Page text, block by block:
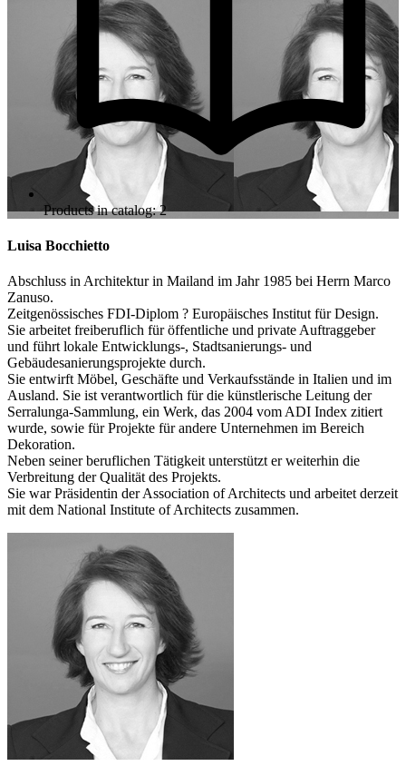
Products in catalog: 2
Luisa Bocchietto
Abschluss in Architektur in Mailand im Jahr 1985 bei Herrn Marco
Zanuso.
Zeitgenössisches FDI-Diplom ? Europäisches Institut für Design.
Sie arbeitet freiberuflich für öffentliche und private Auftraggeber
und führt lokale Entwicklungs-, Stadtsanierungs- und
Gebäudesanierungsprojekte durch.
Sie entwirft Möbel, Geschäfte und Verkaufsstände in Italien und im
Ausland. Sie ist verantwortlich für die künstlerische Leitung der
Serralunga-Sammlung, ein Werk, das 2004 vom ADI Index zitiert
wurde, sowie für Projekte für andere Unternehmen im Bereich
Dekoration.
Neben seiner beruflichen Tätigkeit unterstützt er weiterhin die
Verbreitung der Qualität des Projekts.
Sie war Präsidentin der Association of Architects und arbeitet derzeit
mit dem National Institute of Architects zusammen.